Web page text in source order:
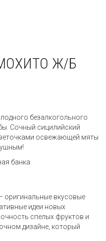
МОХИТО Ж/Б
безалкогольного
Сочный сицилийский
освежающей мяты
банка
оригинальные вкусовые
идеи новых
спелых фруктов и
дизайне, который